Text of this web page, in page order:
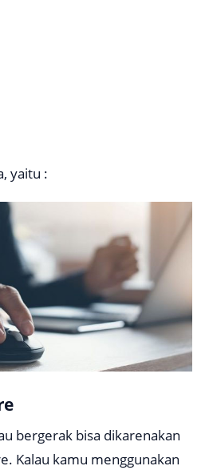
yaitu :
bergerak bisa dikarenakan
Kalau kamu menggunakan